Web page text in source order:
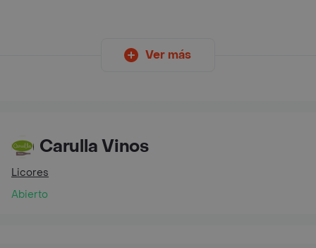
Ver más
Carulla Vinos
Licores
Abierto